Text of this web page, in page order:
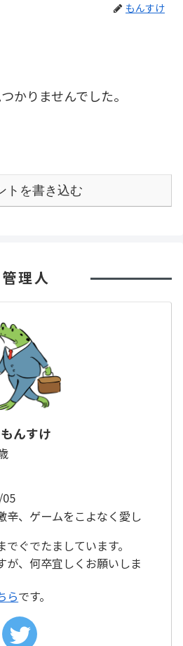
もんすけ
かりませんでした。
トを書き込む
管理人
もんすけ
辛、ゲームをこよなく愛し
ぐでたましています。
が、何卒宜しくお願いしま
らです。